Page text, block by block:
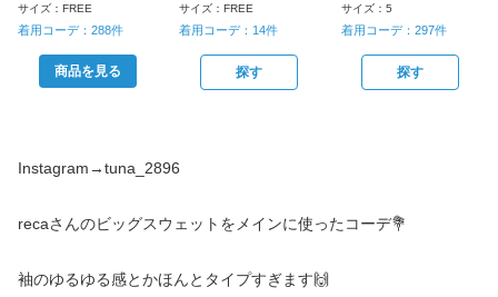
サイズ： FREE
着用コーデ： 288件
商品を見る
サイズ：FREE
着用コーデ： 14件
探す
サイズ： 5
着用コーデ： 297件
探す
Instagram→tuna_2896
recaさんのビッグスウェットをメインに使ったコーデ💐
袖のゆるゆる感とかほんとタイプすぎます🙌